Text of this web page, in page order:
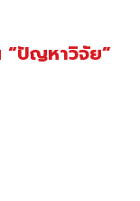
“ปัญหาวิจัย”